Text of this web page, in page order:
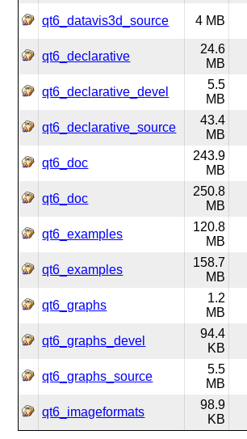
qt6_datavis3d_source 4 MB
qt6_declarative
24.6
MB
qt6_declarative_devel
5.5
MB
qt6_declarative_source
43.4
MB
qt6_doc
243.9
MB
qt6_doc
250.8
MB
qt6_examples
120.8
MB
qt6_examples
158.7
MB
qt6_graphs
1.2
MB
qt6_graphs_devel
94.4
KB
qt6_graphs_source
5.5
MB
qt6_imageformats
98.9
KB